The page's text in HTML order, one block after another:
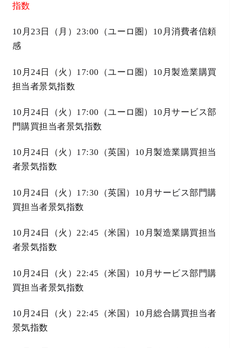
指数
10月23日（月）23:00（ユーロ圏）10月消費者信頼
感
10月24日（火）17:00（ユーロ圏）10月製造業購買
担当者景気指数
10月24日（火）17:00（ユーロ圏）10月サービス部
門購買担当者景気指数
10月24日（火）17:30（英国）10月製造業購買担当
者景気指数
10月24日（火）17:30（英国）10月サービス部門購
買担当者景気指数
10月24日（火）22:45（米国）10月製造業購買担当
者景気指数
10月24日（火）22:45（米国）10月サービス部門購
買担当者景気指数
10月24日（火）22:45（米国）10月総合購買担当者
景気指数